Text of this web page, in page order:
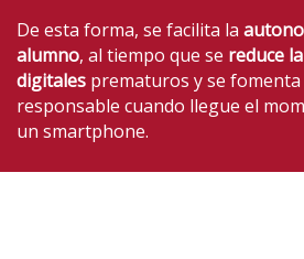
De esta forma, se facilita la
alumno, al tiempo que se reduce
digitales prematuros y se
responsable cuando llegue el
un smartphone.